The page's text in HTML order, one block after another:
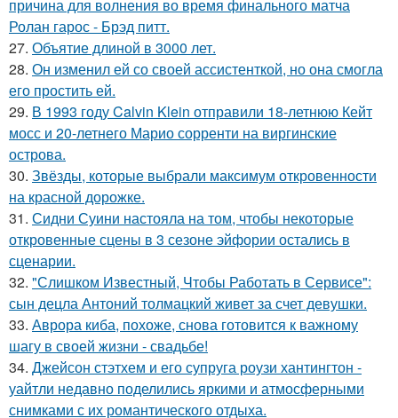
причина для волнения во время финального матча
Ролан гарос - Брэд питт.
27. Объятие длиной в 3000 лет.
28. Он изменил ей со своей ассистенткой, но она смогла
его простить ей.
29. В 1993 году Calvin Klein отправили 18-летнюю Кейт
мосс и 20-летнего Марио сорренти на виргинские
острова.
30. Звёзды, которые выбрали максимум откровенности
на красной дорожке.
31. Сидни Суини настояла на том, чтобы некоторые
откровенные сцены в 3 сезоне эйфории остались в
сценарии.
32. "Слишком Известный, Чтобы Работать в Сервисе":
сын децла Антоний толмацкий живет за счет девушки.
33. Аврора киба, похоже, снова готовится к важному
шагу в своей жизни - свадьбе!
34. Джейсон стэтхем и его супруга роузи хантингтон -
уайтли недавно поделились яркими и атмосферными
снимками с их романтического отдыха.